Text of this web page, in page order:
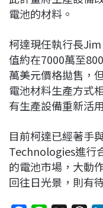
電池的材料。
柯達現任執行長
值約在7000萬至
萬美元價格拋售，
電池材料生產方式
有生產設備重新活
目前柯達已經著手
Technologies進行
的電池市場，大動
回往日光景，則有